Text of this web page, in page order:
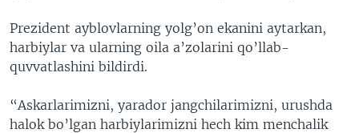
Prezident ayblovlarning yolg’on ekanini aytarkan,
harbiylar va ularning oila a’zolarini qo’llab-
quvvatlashini bildirdi.
“Askarlarimizni, yarador jangchilarimizni, urushda
halok bo’lgan harbiylarimizni hech kim menchalik